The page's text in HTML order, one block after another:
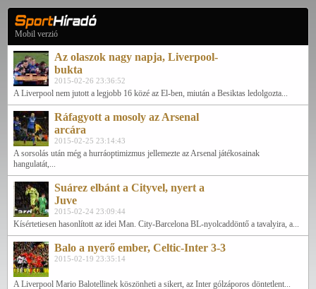
Mobil verzió
Az olaszok nagy napja, Liverpool-
bukta
2015-02-26 23:36:52
A Liverpool nem jutott a legjobb 16 közé az El-ben, miután a Besiktas ledolgozta...
Ráfagyott a mosoly az Arsenal
arcára
2015-02-25 23:14:43
A sorsolás után még a hurráoptimizmus jellemezte az Arsenal játékosainak
hangulatát,...
Suárez elbánt a Cityvel, nyert a
Juve
2015-02-24 23:09:44
Kísértetiesen hasonlított az idei Man. City-Barcelona BL-nyolcaddöntő a tavalyira, a...
Balo a nyerő ember, Celtic-Inter 3-3
2015-02-19 23:35:14
A Liverpool Mario Balotellinek köszönheti a sikert, az Inter gólzáporos döntetlent...